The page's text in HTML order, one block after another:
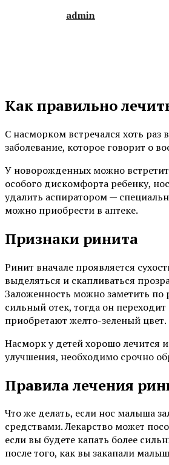
admin
Как правильно
С насморком встречался хоть
заболевание, которое говорит о
У новорожденных можно
особого дискомфорта ребенку,
удалить аспиратором —
можно приобрести в аптеке.
Признаки ринита
Ринит вначале проявляется
выделяться и скапливаться
Заложенность можно заметить
сильный отек, тогда он
приобретают желто-зеленый цвет.
Насморк у детей хорошо лечится
улучшения, необходимо срочно
Правила лечения
Что же делать, если нос малыша
средствами. Лекарство может
если вы будете капать более
после того, как вы закапали